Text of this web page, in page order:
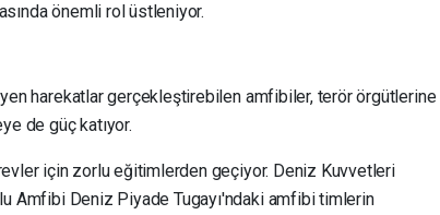
önemli rol üstleniyor.
harekatlar gerçekleştirebilen amfibiler, terör örgütlerine
de güç katıyor.
için zorlu eğitimlerden geçiyor. Deniz Kuvvetleri
Amfibi Deniz Piyade Tugayı'ndaki amfibi timlerin